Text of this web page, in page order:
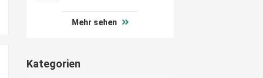
Mehr sehen
Kategorien